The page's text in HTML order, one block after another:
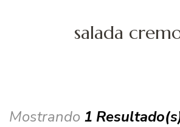
salada
Mostrando 1